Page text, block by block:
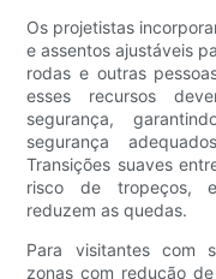
Os projetistas
e assentos ajustáveis
rodas e outras
esses recursos
segurança,
segurança
Transições suaves
risco de tropeços,
reduzem as quedas.
Para visitantes com
zonas com redução